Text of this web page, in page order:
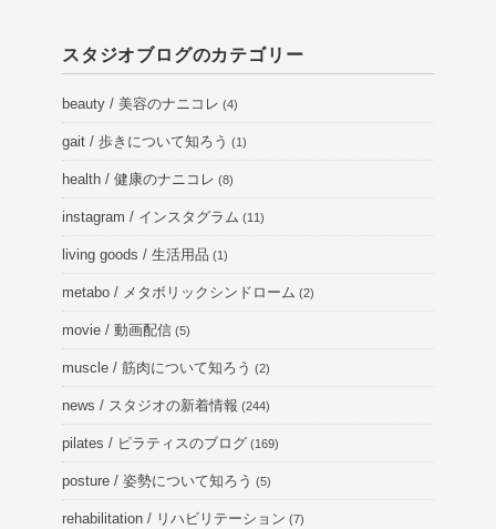
スタジオブログのカテゴリー
beauty / 美容のナニコレ (4)
gait / 歩きについて知ろう (1)
health / 健康のナニコレ (8)
instagram / インスタグラム (11)
living goods / 生活用品 (1)
metabo / メタボリックシンドローム (2)
movie / 動画配信 (5)
muscle / 筋肉について知ろう (2)
news / スタジオの新着情報 (244)
pilates / ピラティスのブログ (169)
posture / 姿勢について知ろう (5)
rehabilitation / リハビリテーション (7)